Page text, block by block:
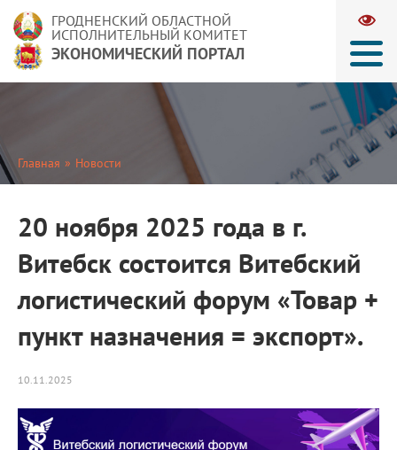
ГРОДНЕНСКИЙ ОБЛАСТНОЙ
ИСПОЛНИТЕЛЬНЫЙ КОМИТЕТ
ЭКОНОМИЧЕСКИЙ ПОРТАЛ
Главная » Новости
20 ноября 2025 года в г.
Витебск состоится Витебский
логистический форум «Товар +
пункт назначения = экспорт».
10.11.2025